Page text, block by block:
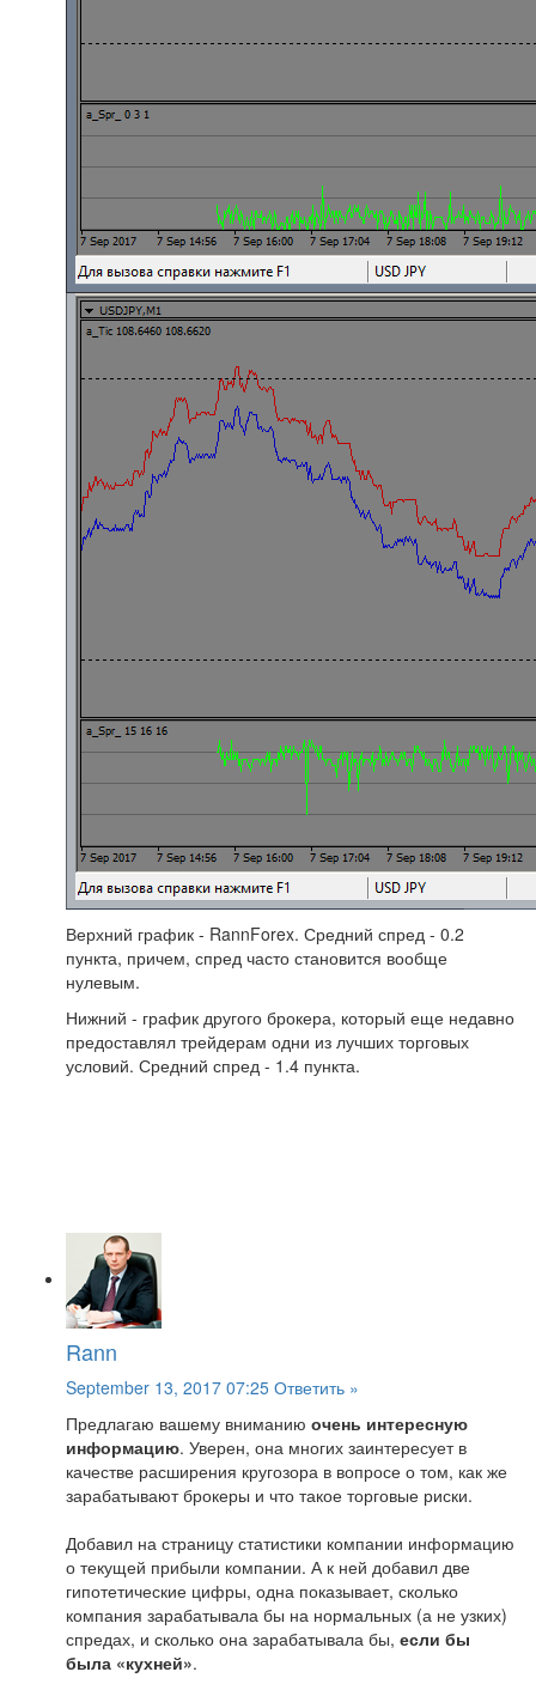
Верхний график - RannForex. Средний спред - 0.2
пункта, причем, спред часто становится вообще
нулевым.
Нижний - график другого брокера, который еще недавно
предоставлял трейдерам одни из лучших торговых
условий. Средний спред - 1.4 пункта.
Rann
September 13, 2017 07:25 Ответить »
Предлагаю вашему вниманию очень интересную
информацию. Уверен, она многих заинтересует в
качестве расширения кругозора в вопросе о том, как же
зарабатывают брокеры и что такое торговые риски.
Добавил на страницу статистики компании информацию
о текущей прибыли компании. А к ней добавил две
гипотетические цифры, одна показывает, сколько
компания зарабатывала бы на нормальных (а не узких)
спредах, и сколько она зарабатывала бы, если бы
была «кухней».